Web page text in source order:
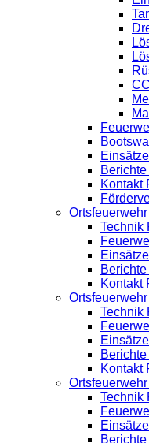
Kontakt
Technik
Kontakt
Technik
Kontakt
Technik